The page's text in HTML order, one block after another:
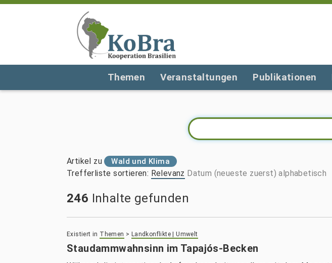
Themen Veranstaltungen Publikationen
Artikel zu Wald und Klima
Trefferliste sortieren: Relevanz Datum (neueste zuerst) alphabetisch
246 Inhalte gefunden
Existiert in Themen > Landkonflikte | Umwelt
Staudammwahnsinn im Tapajós-Becken